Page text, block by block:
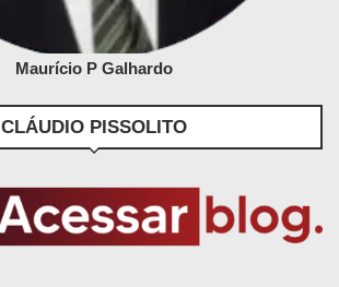
Maurício P Galhardo
CLÁUDIO PISSOLITO